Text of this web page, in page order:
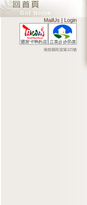
MailUs | Login
南投縣民宿第325號